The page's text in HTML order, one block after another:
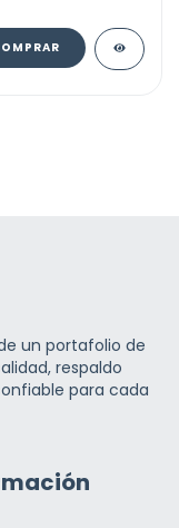
un portafolio de
respaldo
para cada